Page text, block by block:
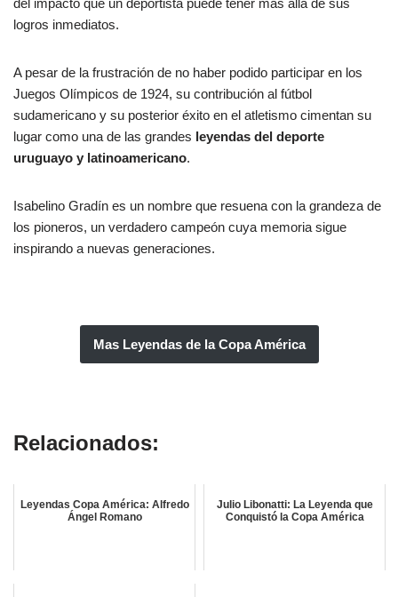
del impacto que un deportista puede tener más allá de sus
logros inmediatos.
A pesar de la frustración de no haber podido participar en los
Juegos Olímpicos de 1924, su contribución al fútbol
sudamericano y su posterior éxito en el atletismo cimentan su
lugar como una de las grandes leyendas del deporte
uruguayo y latinoamericano.
Isabelino Gradín es un nombre que resuena con la grandeza de
los pioneros, un verdadero campeón cuya memoria sigue
inspirando a nuevas generaciones.
Mas Leyendas de la Copa América
Relacionados:
Leyendas Copa América: Alfredo
Ángel Romano
Julio Libonatti: La Leyenda que
Conquistó la Copa América